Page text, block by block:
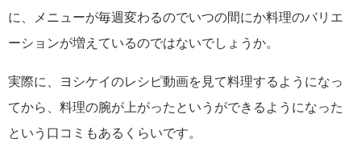
に、メニューが毎週変わるのでいつの間にか料理のバリエ
ーションが増えているのではないでしょうか。
実際に、ヨシケイのレシピ動画を見て料理するようになっ
てから、料理の腕が上がったというができるようになった
という口コミもあるくらいです。